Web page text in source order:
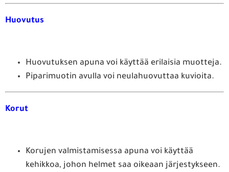
Huovutus
Huovutuksen apuna voi käyttää erilaisia muotteja.
Piparimuotin avulla voi neulahuovuttaa kuvioita.
Korut
Korujen valmistamisessa apuna voi käyttää
kehikkoa, johon helmet saa oikeaan järjestykseen.